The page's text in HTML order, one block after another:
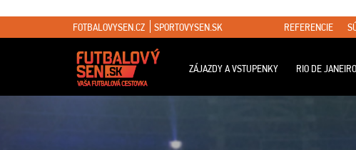
FOTBALOVYSEN.CZ SPORTOVYSEN.SK REFERENCIE
ZÁJAZDY A VSTUPENKY RIO DE JANEIRO